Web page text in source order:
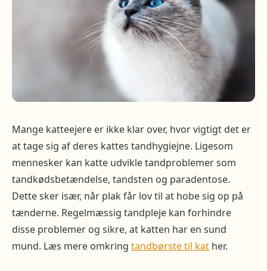
Mange katteejere er ikke klar over, hvor vigtigt det er
at tage sig af deres kattes tandhygiejne. Ligesom
mennesker kan katte udvikle tandproblemer som
tandkødsbetændelse, tandsten og paradentose.
Dette sker især, når plak får lov til at hobe sig op på
tænderne. Regelmæssig tandpleje kan forhindre
disse problemer og sikre, at katten har en sund
mund. Læs mere omkring tandbørste til kat her.